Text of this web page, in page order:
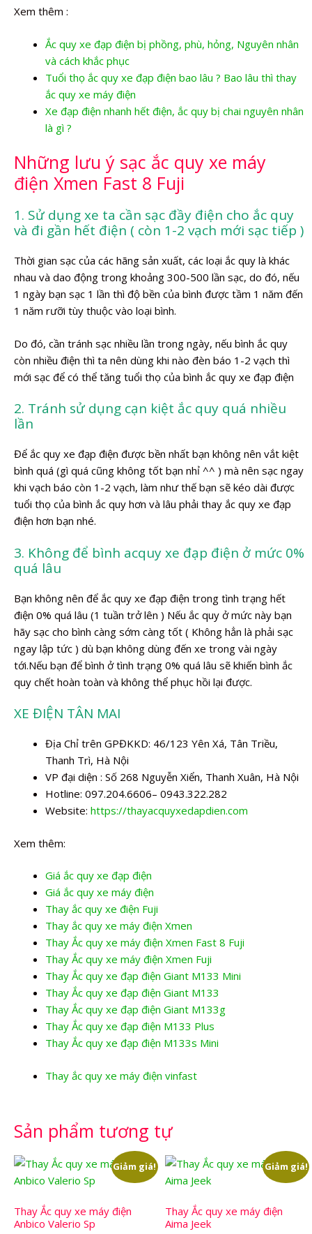
Xem thêm :
Ắc quy xe đạp điện bị phồng, phù, hỏng, Nguyên nhân
và cách khắc phục
Tuổi thọ ắc quy xe đạp điện bao lâu ? Bao lâu thì thay
ắc quy xe máy điện
Xe đạp điện nhanh hết điện, ắc quy bị chai nguyên nhân
là gì ?
Những lưu ý sạc ắc quy xe máy
điện Xmen Fast 8 Fuji
1. Sử dụng xe ta cần sạc đầy điện cho ắc quy
và đi gần hết điện ( còn 1-2 vạch mới sạc tiếp )
Thời gian sạc của các hãng sản xuất, các loại ắc quy là khác
nhau và dao động trong khoảng 300-500 lần sạc, do đó, nếu
1 ngày bạn sạc 1 lần thì độ bền của bình được tầm 1 năm đến
1 năm rưỡi tùy thuộc vào loại bình.
Do đó, cần tránh sạc nhiều lần trong ngày, nếu bình ắc quy
còn nhiều điện thì ta nên dùng khi nào đèn báo 1-2 vạch thì
mới sạc để có thể tăng tuổi thọ của bình ắc quy xe đạp điện
2. Tránh sử dụng cạn kiệt ắc quy quá nhiều
lần
Để ắc quy xe đạp điện được bền nhất bạn không nên vắt kiệt
bình quá (gì quá cũng không tốt bạn nhỉ ^^ ) mà nên sạc ngay
khi vạch báo còn 1-2 vạch, làm như thế bạn sẽ kéo dài được
tuổi thọ của bình ắc quy hơn và lâu phải thay ắc quy xe đạp
điện hơn bạn nhé.
3. Không để bình acquy xe đạp điện ở mức 0%
quá lâu
Bạn không nên để ắc quy xe đạp điện trong tình trạng hết
điện 0% quá lâu (1 tuần trở lên ) Nếu ắc quy ở mức này bạn
hãy sạc cho bình càng sớm càng tốt ( Không hẳn là phải sạc
ngay lập tức ) dù bạn không dùng đến xe trong vài ngày
tới.Nếu bạn để bình ở tình trạng 0% quá lâu sẽ khiến bình ắc
quy chết hoàn toàn và không thể phục hồi lại được.
XE ĐIỆN TÂN MAI
Địa Chỉ trên GPĐKKD: 46/123 Yên Xá, Tân Triều,
Thanh Trì, Hà Nội
VP đại diện : Số 268 Nguyễn Xiển, Thanh Xuân, Hà Nội
Hotline: 097.204.6606– 0943.322.282
Website: https://thayacquyxedapdien.com
Xem thêm:
Giá ắc quy xe đạp điện
Giá ắc quy xe máy điện
Thay ắc quy xe điện Fuji
Thay ắc quy xe máy điện Xmen
Thay Ắc quy xe máy điện Xmen Fast 8 Fuji
Thay Ắc quy xe máy điện Xmen Fuji
Thay Ắc quy xe đạp điện Giant M133 Mini
Thay Ắc quy xe đạp điện Giant M133
Thay Ắc quy xe đạp điện Giant M133g
Thay Ắc quy xe đạp điện M133 Plus
Thay Ắc quy xe đạp điện M133s Mini
Thay ắc quy xe máy điện vinfast
Sản phẩm tương tự
Giảm giá!
Thay Ắc quy xe máy điện
Anbico Valerio Sp
Giảm giá!
Thay Ắc quy xe máy điện
Aima Jeek